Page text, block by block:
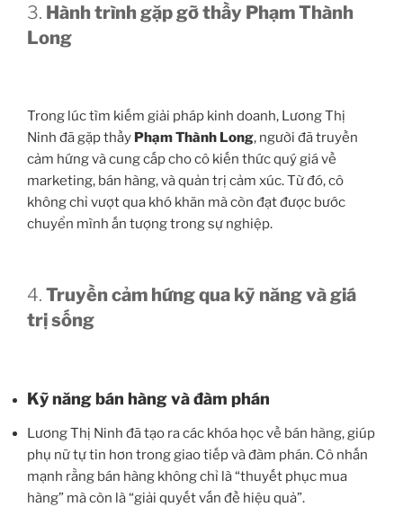
3. Hành trình gặp gỡ thầy Phạm Thành
Long
Trong lúc tìm kiếm giải pháp kinh doanh, Lương Thị
Ninh đã gặp thầy Phạm Thành Long, người đã truyền
cảm hứng và cung cấp cho cô kiến thức quý giá về
marketing, bán hàng, và quản trị cảm xúc. Từ đó, cô
không chỉ vượt qua khó khăn mà còn đạt được bước
chuyển mình ấn tượng trong sự nghiệp.
4. Truyền cảm hứng qua kỹ năng và giá
trị sống
Kỹ năng bán hàng và đàm phán
Lương Thị Ninh đã tạo ra các khóa học về bán hàng, giúp
phụ nữ tự tin hơn trong giao tiếp và đàm phán. Cô nhấn
mạnh rằng bán hàng không chỉ là “thuyết phục mua
hàng” mà còn là “giải quyết vấn đề hiệu quả”.